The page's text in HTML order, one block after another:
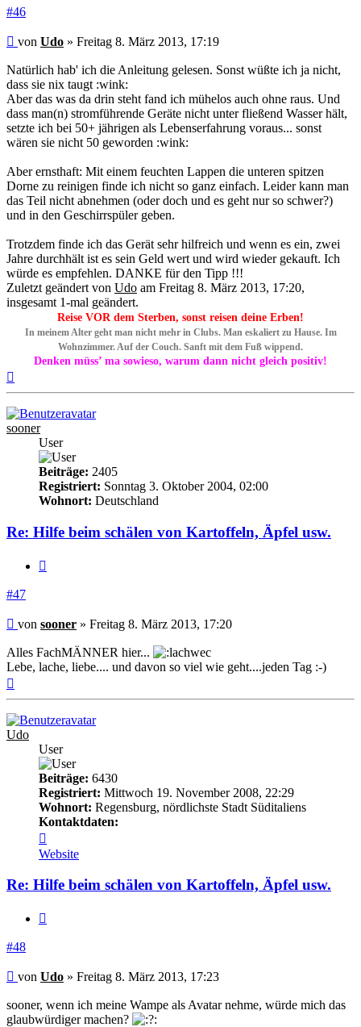
#46
Beitrag
von Udo » Freitag 8. März 2013, 17:19
Natürlich hab' ich die Anleitung gelesen. Sonst wüßte ich ja nicht,
dass sie nix taugt :wink:
Aber das was da drin steht fand ich mühelos auch ohne raus. Und
dass man(n) stromführende Geräte nicht unter fließend Wasser hält,
setzte ich bei 50+ jährigen als Lebenserfahrung voraus... sonst
wären sie nicht 50 geworden :wink:
Aber ernsthaft: Mit einem feuchten Lappen die unteren spitzen
Dorne zu reinigen finde ich nicht so ganz einfach. Leider kann man
das Teil nicht abnehmen (oder doch und es geht nur so schwer?)
und in den Geschirrspüler geben.
Trotzdem finde ich das Gerät sehr hilfreich und wenn es ein, zwei
Jahre durchhält ist es sein Geld wert und wird wieder gekauft. Ich
würde es empfehlen. DANKE für den Tipp !!!
Zuletzt geändert von Udo am Freitag 8. März 2013, 17:20,
insgesamt 1-mal geändert.
Reise VOR dem Sterben, sonst reisen deine Erben!
In meinem Alter geht man nicht mehr in Clubs. Man eskaliert zu Hause. Im
Wohnzimmer. Auf der Couch. Sanft mit dem Fuß wippend.
Denken müss’ ma sowieso, warum dann nicht gleich positiv!
sooner
User
Beiträge: 2405
Registriert: Sonntag 3. Oktober 2004, 02:00
Wohnort: Deutschland
Re: Hilfe beim schälen von Kartoffeln, Äpfel usw.
#47
Beitrag
von sooner » Freitag 8. März 2013, 17:20
Alles FachMÄNNER hier...
Lebe, lache, liebe.... und davon so viel wie geht....jeden Tag :-)
Udo
User
Beiträge: 6430
Registriert: Mittwoch 19. November 2008, 22:29
Wohnort: Regensburg, nördlichste Stadt Süditaliens
Kontaktdaten:
von
Udo
Website
Re: Hilfe beim schälen von Kartoffeln, Äpfel usw.
#48
Beitrag
von Udo » Freitag 8. März 2013, 17:23
sooner, wenn ich meine Wampe als Avatar nehme, würde mich das
glaubwürdiger machen?